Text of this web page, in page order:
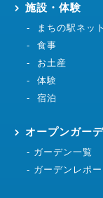
施設・体験
まちの駅ネッ
食事
お土産
体験
宿泊
オープンガー
ガーデン一覧
ガーデンレポー